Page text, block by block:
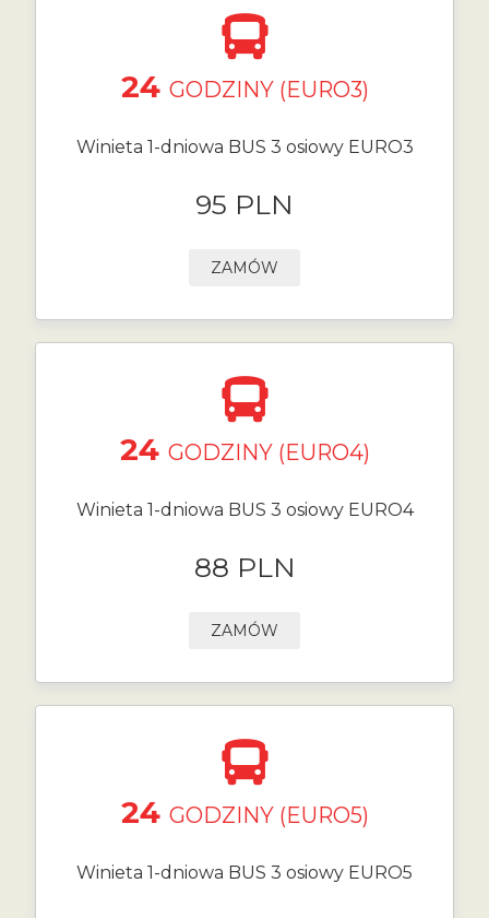
24 GODZINY (EURO3)
Winieta 1-dniowa BUS 3 osiowy EURO3
95 PLN
ZAMÓW
24 GODZINY (EURO4)
Winieta 1-dniowa BUS 3 osiowy EURO4
88 PLN
ZAMÓW
24 GODZINY (EURO5)
Winieta 1-dniowa BUS 3 osiowy EURO5